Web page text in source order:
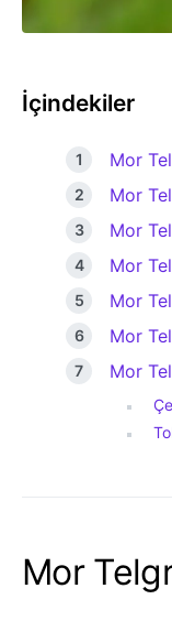
İçindekiler
Mor
Mor
Mor
Mor
Mor
Mor
Mor
Mor